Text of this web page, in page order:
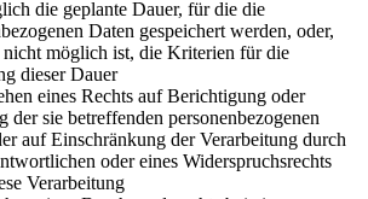
die geplante Dauer, für die die
Daten gespeichert werden, oder,
nicht möglich ist, die Kriterien für die
dieser Dauer
eines Rechts auf Berichtigung oder
der sie betreffenden personenbezogenen
auf Einschränkung der Verarbeitung durch
oder eines Widerspruchsrechts
Verarbeitung